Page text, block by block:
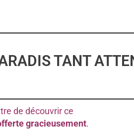
TANT
de découvrir ce
gracieusement.